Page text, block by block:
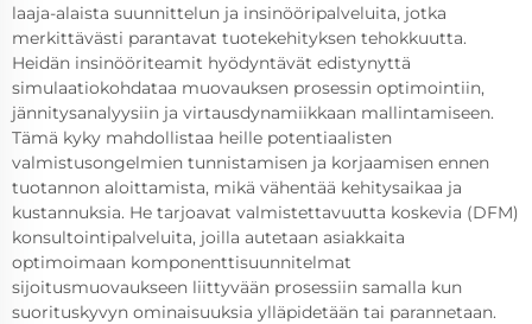
laaja-alaista suunnittelun ja insinööripalveluita, jotka
merkittävästi parantavat tuotekehityksen tehokkuutta.
Heidän insinööriteamit hyödyntävät edistynyttä
simulaatiokohdataa muovauksen prosessin optimointiin,
jännitysanalyysiin ja virtausdynamiikkaan mallintamiseen.
Tämä kyky mahdollistaa heille potentiaalisten
valmistusongelmien tunnistamisen ja korjaamisen ennen
tuotannon aloittamista, mikä vähentää kehitysaikaa ja
kustannuksia. He tarjoavat valmistettavuutta koskevia (DFM)
konsultointipalveluita, joilla autetaan asiakkaita
optimoimaan komponenttisuunnitelmat
sijoitusmuovaukseen liittyvään prosessiin samalla kun
suorituskyvyn ominaisuuksia ylläpidetään tai parannetaan.